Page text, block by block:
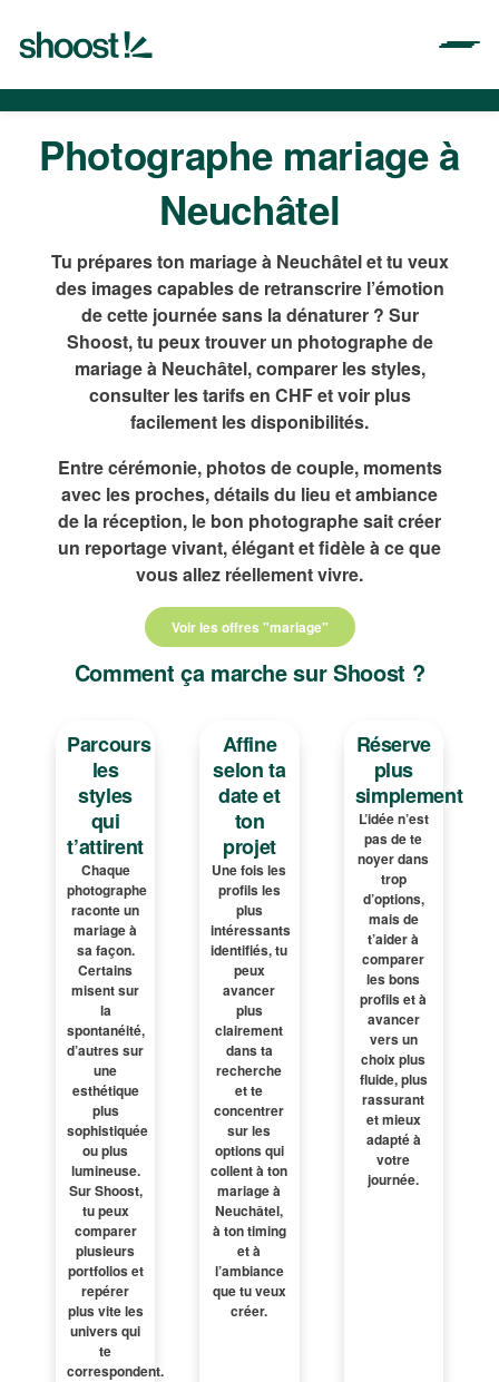
contenu
Photographe mariage à
Neuchâtel
Tu prépares ton mariage à Neuchâtel et tu veux
des images capables de retranscrire l’émotion
de cette journée sans la dénaturer ? Sur
Shoost, tu peux trouver un photographe de
mariage à Neuchâtel, comparer les styles,
consulter les tarifs en CHF et voir plus
facilement les disponibilités.
Entre cérémonie, photos de couple, moments
avec les proches, détails du lieu et ambiance
de la réception, le bon photographe sait créer
un reportage vivant, élégant et fidèle à ce que
vous allez réellement vivre.
Voir les offres "mariage"
Comment ça marche sur Shoost ?
Parcours
les
styles
qui
t’attirent
Chaque
photographe
raconte un
mariage à
sa façon.
Certains
misent sur
la
spontanéité,
d’autres sur
une
esthétique
plus
sophistiquée
ou plus
lumineuse.
Sur Shoost,
tu peux
comparer
plusieurs
portfolios et
repérer
plus vite les
univers qui
te
correspondent.
Affine
selon ta
date et
ton
projet
Une fois les
profils les
plus
intéressants
identifiés, tu
peux
avancer
plus
clairement
dans ta
recherche
et te
concentrer
sur les
options qui
collent à ton
mariage à
Neuchâtel,
à ton timing
et à
l’ambiance
que tu veux
créer.
Réserve
plus
simplement
L’idée n’est
pas de te
noyer dans
trop
d’options,
mais de
t’aider à
comparer
les bons
profils et à
avancer
vers un
choix plus
fluide, plus
rassurant
et mieux
adapté à
votre
journée.